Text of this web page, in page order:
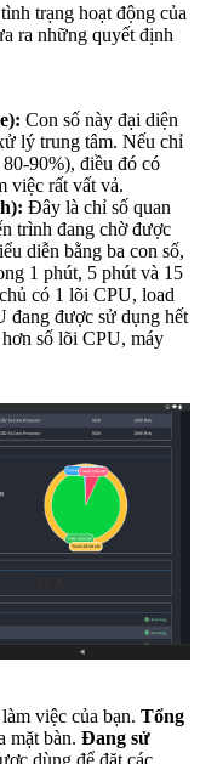
trạng hoạt động của
ra những quyết định
Con số này đại diện
lý trung tâm. Nếu chỉ
90%), điều đó có
việc rất vất vả.
Đây là chỉ số quan
trình đang chờ được
diễn bằng ba con số,
1 phút, 5 phút và 15
có 1 lõi CPU, load
đang được sử dụng hết
số lõi CPU, máy
việc của bạn. Tổng
mặt bàn. Đang sử
dùng để đặt các